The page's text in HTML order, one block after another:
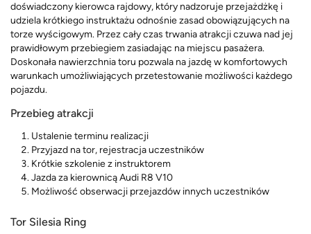
doświadczony kierowca rajdowy, który nadzoruje przejażdżkę i
udziela krótkiego instruktażu odnośnie zasad obowiązujących na
torze wyścigowym. Przez cały czas trwania atrakcji czuwa nad jej
prawidłowym przebiegiem zasiadając na miejscu pasażera.
Doskonała nawierzchnia toru pozwala na jazdę w komfortowych
warunkach umożliwiających przetestowanie możliwości każdego
pojazdu.
Przebieg atrakcji
Ustalenie terminu realizacji
Przyjazd na tor, rejestracja uczestników
Krótkie szkolenie z instruktorem
Jazda za kierownicą Audi R8 V10
Możliwość obserwacji przejazdów innych uczestników
Tor Silesia Ring